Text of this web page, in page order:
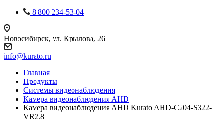
8 800 234-53-04
Новосибирск, ул. Крылова, 26
info@kurato.ru
Главная
Продукты
Системы видеонаблюдения
Камера видеонаблюдения AHD
Камера видеонаблюдения AHD Kurato AHD-C204-S322-
VR2.8